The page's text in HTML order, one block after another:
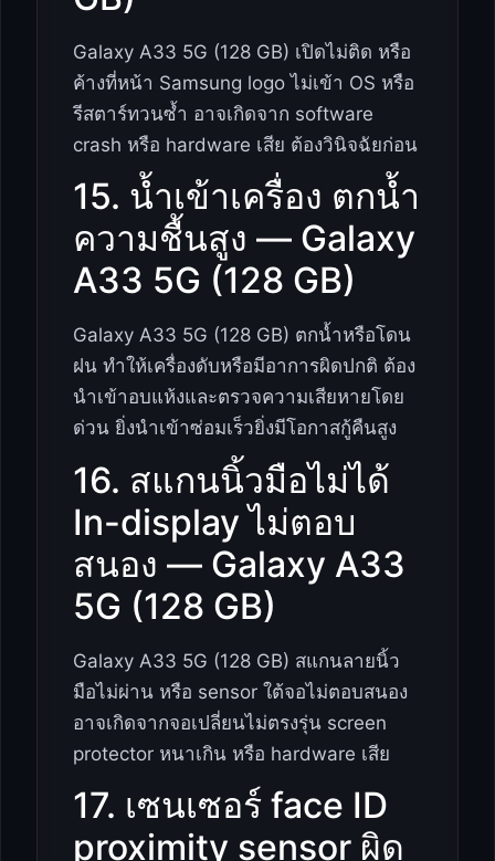
Galaxy A33 5G (128 GB) เปิดไม่ติด หรือ
ค้างที่หน้า Samsung logo ไม่เข้า OS หรือ
รีสตาร์ทวนซ้ำ อาจเกิดจาก software
crash หรือ hardware เสีย ต้องวินิจฉัยก่อน
15. น้ำเข้าเครื่อง ตกน้ำ
ความชื้นสูง — Galaxy
A33 5G (128 GB)
Galaxy A33 5G (128 GB) ตกน้ำหรือโดน
ฝน ทำให้เครื่องดับหรือมีอาการผิดปกติ ต้อง
นำเข้าอบแห้งและตรวจความเสียหายโดย
ด่วน ยิ่งนำเข้าซ่อมเร็วยิ่งมีโอกาสกู้คืนสูง
16. สแกนนิ้วมือไม่ได้
In-display ไม่ตอบ
สนอง — Galaxy A33
5G (128 GB)
Galaxy A33 5G (128 GB) สแกนลายนิ้ว
มือไม่ผ่าน หรือ sensor ใต้จอไม่ตอบสนอง
อาจเกิดจากจอเปลี่ยนไม่ตรงรุ่น screen
protector หนาเกิน หรือ hardware เสีย
17. เซนเซอร์ face ID
proximity sensor ผิด